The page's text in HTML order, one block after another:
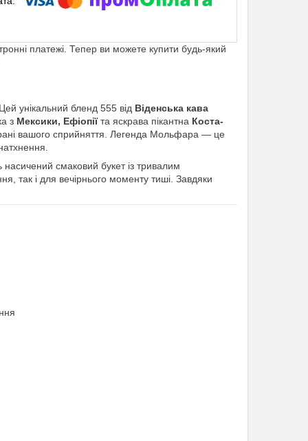
платежі. Тепер ви можете купити будь-який
унікальний бленд 555 від Віденська кава
з Мексики, Ефіопіїта яскрава пікантна Коста-
вашого сприйняття. Легенда Мольфара — це
смаковий букет із тривалим
так і для вечірнього моменту тиші. Завдяки